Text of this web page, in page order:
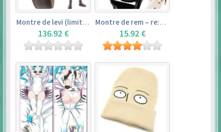
Montre de levi (limited edition) – shingeki no kyojin
136.92 €
Montre de rem – re:zero kara hajimeru isekai seikatsu
15.92 €